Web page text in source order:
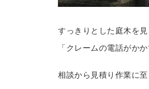
すっきりとした庭木を見
「クレームの電話がか
相談から見積り作業に